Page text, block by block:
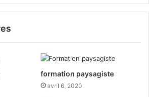
formation paysagiste
avril 6, 2020